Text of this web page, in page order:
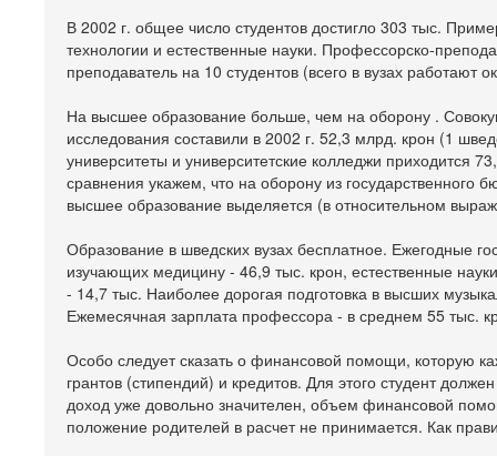
В 2002 г. общее число студентов достигло 303 тыс.
технологии и естественные науки. Профессорско-
преподаватель на 10 студентов (всего в вузах работают
На высшее образование больше, чем на оборону .
исследования составили в 2002 г. 52,3 млрд. крон (1
университеты и университетские колледжи
сравнения укажем, что на оборону из
высшее образование выделяется (в относительном
Образование в шведских вузах бесплатное. Ежегодные
изучающих медицину - 46,9 тыс. крон, естественные
- 14,7 тыс. Наиболее дорогая подготовка в высших
Ежемесячная зарплата профессора - в среднем 55 тыс.
Особо следует сказать о финансовой помощи, которую
грантов (стипендий) и кредитов. Для этого студент
доход уже довольно значителен, объем финансовой
положение родителей в расчет не принимается. Как